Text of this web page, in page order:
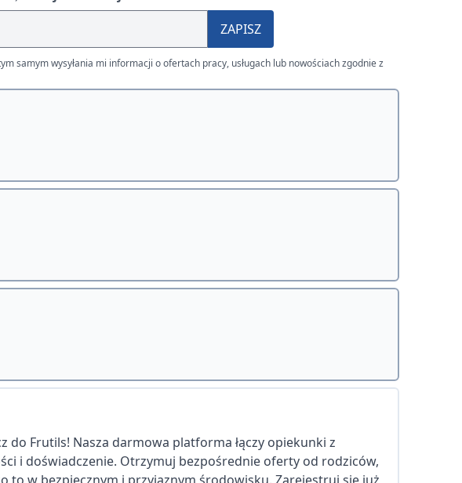
ZAPISZ
samym wysyłania mi informacji o ofertach pracy, usługach lub nowościach zgodnie z
do Frutils! Nasza darmowa platforma łączy opiekunki z
i doświadczenie. Otrzymuj bezpośrednie oferty od rodziców,